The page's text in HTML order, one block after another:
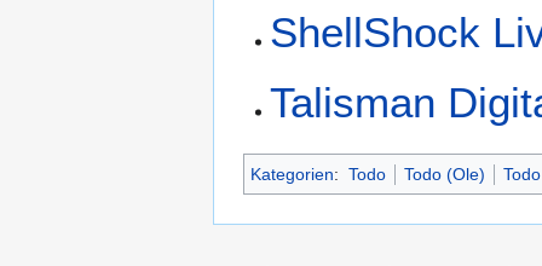
ShellShock
Talisman
Kategorien: Todo Todo (Ole)